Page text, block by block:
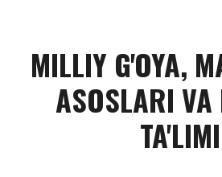
MILLIY G'OYA,
ASOSLARI VA
TA'LIMI